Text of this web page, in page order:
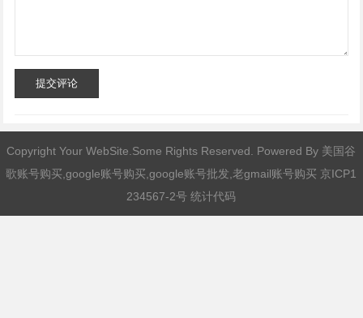
提交评论
Copyright Your WebSite.Some Rights Reserved. Powered By 美国谷
歌账号购买,google账号购买,google账号批发,老gmail账号购买 京ICP1
234567-2号 统计代码